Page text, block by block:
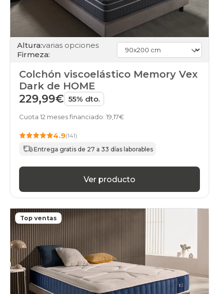
Altura:varias opciones
Firmeza:
Colchón viscoelástico Memory Vex
Dark de HOME
229,99€ 55% dto.
Cuota 12 meses financiado: 19,17€
4.9(141)
Entrega gratis de 27 a 33 días laborables
Ver producto
Top ventas